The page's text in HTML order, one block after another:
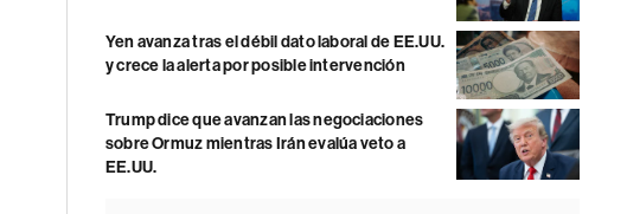
Yen avanza tras el débil dato laboral de EE.UU.
y crece la alerta por posible intervención
Trump dice que avanzan las negociaciones
sobre Ormuz mientras Irán evalúa veto a
EE.UU.